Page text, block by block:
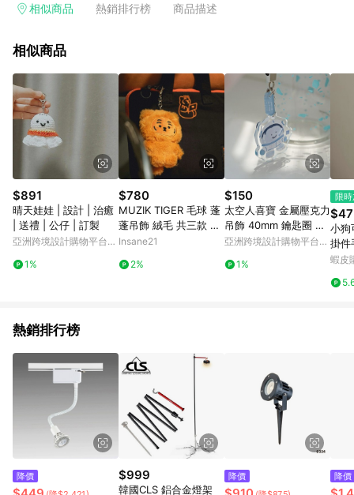
電玩/遊戲/相機/單眼/鏡頭/拍立得 [2024/6/1起適用] -內接硬
的購回饋活動享Yahoo超贈點回饋者 - 購物中心商店之商品：商
3. 訂單回饋金額將扣除運費/購物金/超贈點/福利金/紅利折抵/折
價券等虛擬貨幣折抵 4. 大宗採購或批發轉賣不具回饋資格： 如
有相關事證認定您為大宗採購、批發轉賣而非最終消費使用者，
相關認定以Yahoo購物中心之認定為準
相似商品 熱銷排行榜 商品描述
相似商品
$891
晴天娃娃 | 設計 | 治癒
| 送禮 | 公仔 | 訂製
亞洲跨境設計購物平台
1%
$780
MUZIK TIGER 毛球 蓬
蓬吊飾 絨毛 共三款 韓
國代購
Insane21
2%
$150
太空人喜寶 金屬壓克力
吊飾 40mm 鑰匙圈 鑰
匙扣
亞洲跨境設計購物平台
1%
限
$47
小狗
掛件
掛飾
蝦皮
熱銷排行榜
降價 $999
韓國CLS 鋁合金燈架
降價 降價